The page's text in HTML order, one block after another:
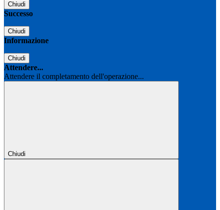
Chiudi
Successo
Chiudi
Informazione
Chiudi
Attendere...
Attendere il completamento dell'operazione...
Chiudi